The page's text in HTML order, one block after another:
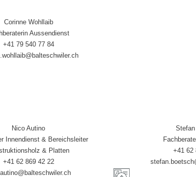
Corinne Wohllaib
Aussendienst
+41 79 540 77 84
Nico Autino
Innendienst & Bereichsleiter
& Platten
+41 62 869 42 22
+41 62